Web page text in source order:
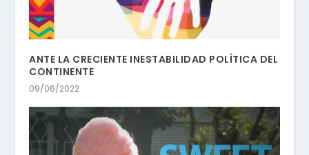
ANTE LA CRECIENTE INESTABILIDAD POLÍTICA DEL
CONTINENTE
09/06/2022